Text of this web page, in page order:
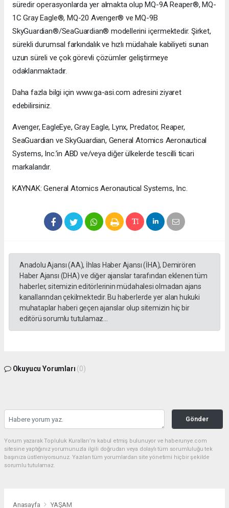
süredir operasyonlarda yer almakta olup MQ-9A Reaper®, MQ-
1C Gray Eagle®, MQ-20 Avenger® ve MQ-9B
SkyGuardian®/SeaGuardian® modellerini içermektedir. Şirket,
sürekli durumsal farkındalık ve hızlı müdahale kabiliyeti sunan
uzun süreli ve çok görevli çözümler geliştirmeye
odaklanmaktadır.
Daha fazla bilgi için www.ga-asi.com adresini ziyaret
edebilirsiniz.
Avenger, EagleEye, Gray Eagle, Lynx, Predator, Reaper,
SeaGuardian ve SkyGuardian, General Atomics Aeronautical
Systems, Inc.’in ABD ve/veya diğer ülkelerde tescilli ticari
markalarıdır.
KAYNAK: General Atomics Aeronautical Systems, Inc.
Anadolu Ajansı (AA), İhlas Haber Ajansı (İHA), Demirören
Haber Ajansı (DHA) ve diğer ajanslar tarafından eklenen tüm
haberler, sitemizin editörlerinin müdahalesi olmadan ajans
kanallarından çekilmektedir. Bu haberlerde yer alan hukuki
muhataplar haberi geçen ajanslar olup sitemizin hiç bir
editörü sorumlu tutulamaz...
Okuyucu Yorumları (0)
Gönder
Yorum yazarak Topluluk Kuralları’nı kabul etmiş bulunuyor ve haberunye.com
sitesine yaptığınız yorumunuzla ilgili doğrudan veya dolaylı tüm sorumluluğu tek
başınıza üstleniyorsunuz. Yazılan tüm yorumlardan site yönetimi hiçbir şekilde
sorumlu tutulamaz.
Anasayfa YAŞAM